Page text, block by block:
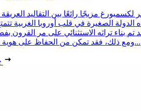
لكسمبورغ مزيجًا رائعًا بين التقاليد العريقة
الدولة الصغيرة في قلب أوروبا الغربية
تم بناء تراثه الاستثنائي على مر القرون
ومع ذلك، فقد تمكن من الحفاظ على هوية وطنية قوية وممي...